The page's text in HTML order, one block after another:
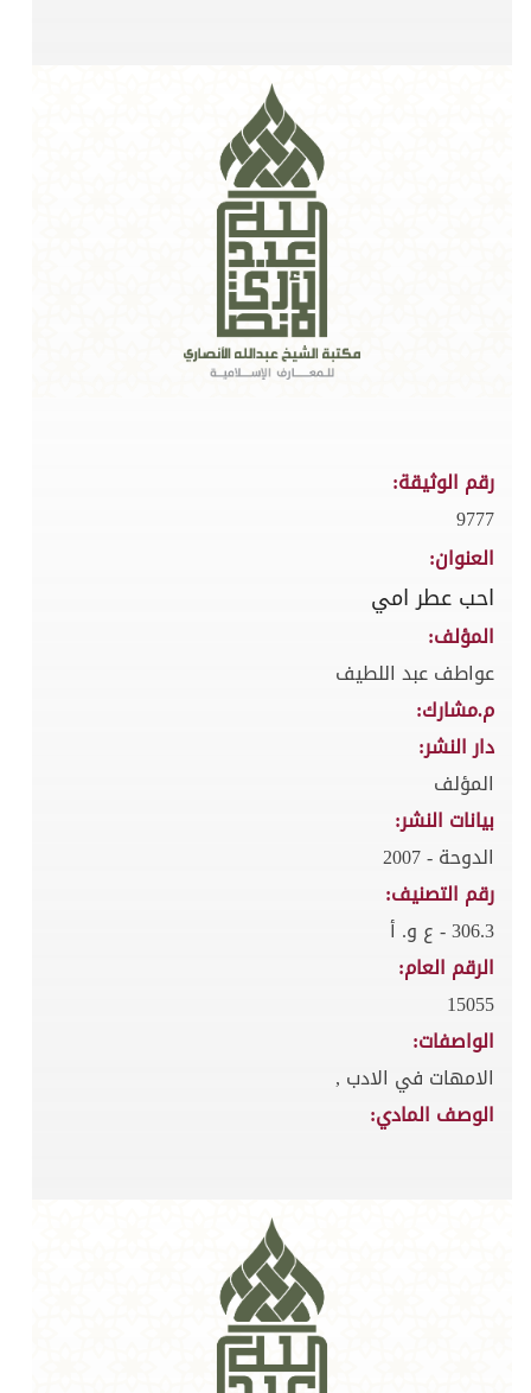
رقم الوثيقة:
9777
العنوان:
احب عطر امي
المؤلف:
عواطف عبد اللطيف
م.مشارك:
دار النشر:
المؤلف
بيانات النشر:
الدوحة - 2007
رقم التصنيف:
306.3 - ع و. أ
الرقم العام:
15055
الواصفات:
الامهات في الادب ,
الوصف المادي: